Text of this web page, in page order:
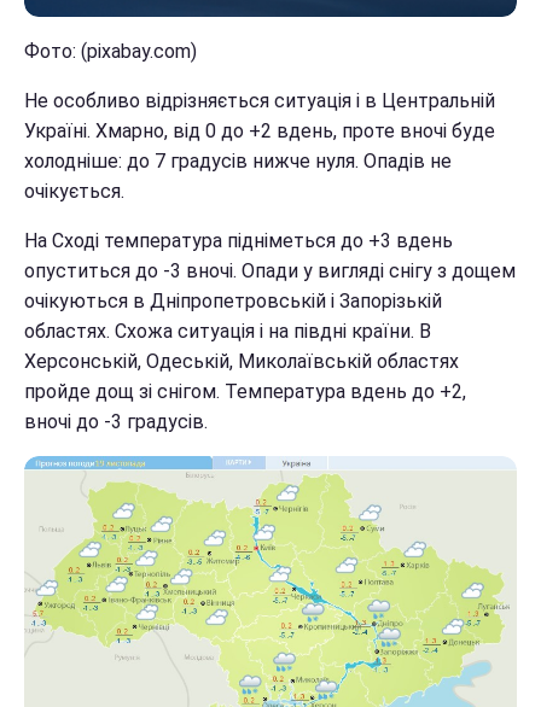
Фото: (pixabay.com)
Не особливо відрізняється ситуація і в Центральній
Україні. Хмарно, від 0 до +2 вдень, проте вночі буде
холодніше: до 7 градусів нижче нуля. Опадів не
очікується.
На Сході температура підніметься до +3 вдень
опуститься до -3 вночі. Опади у вигляді снігу з дощем
очікуються в Дніпропетровській і Запорізькій
областях. Схожа ситуація і на півдні країни. В
Херсонській, Одеській, Миколаївській областях
пройде дощ зі снігом. Температура вдень до +2,
вночі до -3 градусів.